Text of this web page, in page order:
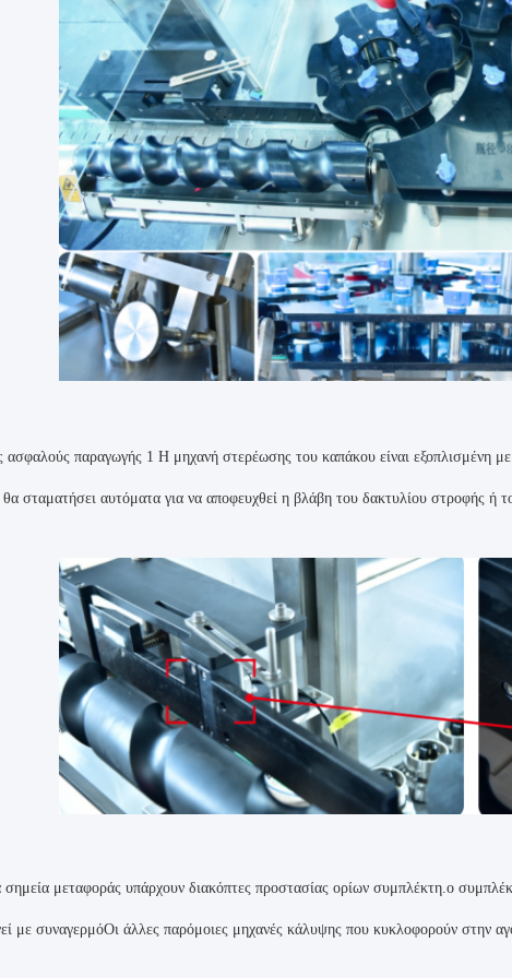
ασφαλούς παραγωγής 1 Η μηχανή στερέωσης του καπάκου είναι εξοπλισμένη
θα σταματήσει αυτόματα για να αποφευχθεί η βλάβη του δακτυλίου στροφής ή
μεταφοράς υπάρχουν διακόπτες προστασίας ορίων συμπλέκτη.ο
με συναγερμόΟι άλλες παρόμοιες μηχανές κάλυψης που κυκλοφορούν στην